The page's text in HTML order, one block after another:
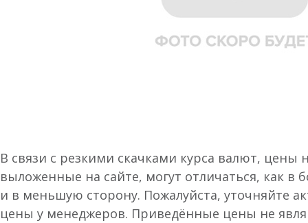
В связи с резкими скачками курса валют, цены
выложенные на сайте, могут отличаться, как в
и в меньшую сторону. Пожалуйста, уточняйте
цены у менеджеров. Приведённые цены не